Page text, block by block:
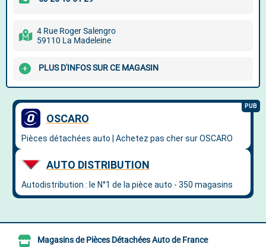
4 Rue Roger Salengro
59110 La Madeleine
PLUS D'INFOS SUR CE MAGASIN
Magasins de Pièces Détachées Auto de France